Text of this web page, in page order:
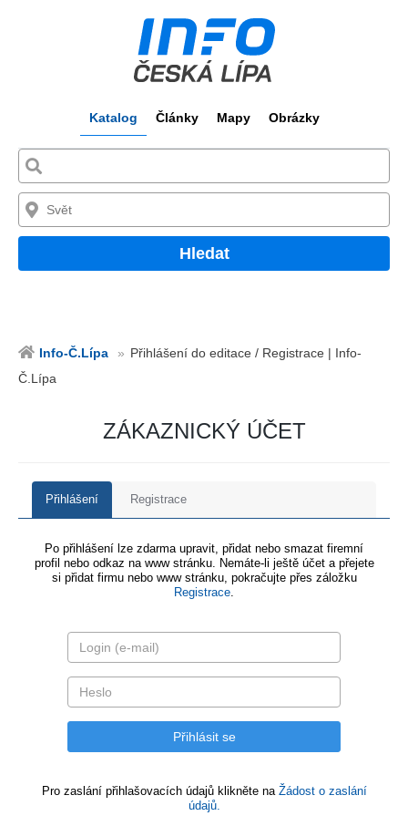
Katalog Články Mapy Obrázky
Hledat
Info-Č.Lípa
Přihlášení do editace / Registrace | Info-
Č.Lípa
ZÁKAZNICKÝ ÚČET
Přihlášení Registrace
Po přihlášení lze zdarma upravit, přidat nebo smazat firemní
profil nebo odkaz na www stránku. Nemáte-li ještě účet a přejete
si přidat firmu nebo www stránku, pokračujte přes záložku
Registrace.
Pro zaslání přihlašovacích údajů klikněte na Žádost o zaslání
údajů.